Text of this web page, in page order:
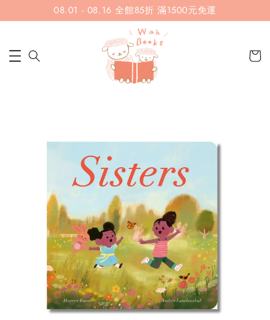
08.01 - 08.16 全館85折 滿1500元免運